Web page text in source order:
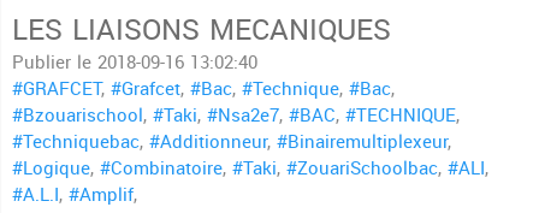
LES LIAISONS MECANIQUES
Publier le 2018-09-16 13:02:40
#GRAFCET,#Grafcet,#Bac,#Technique,#Bac,
#Bzouarischool,#Taki,#Nsa2e7,#BAC,#TECHNIQUE,
#Techniquebac,#Additionneur,#Binairemultiplexeur,
#Logique,#Combinatoire,#Taki,#ZouariSchoolbac,#ALI,
#A.L.I,#Amplif,